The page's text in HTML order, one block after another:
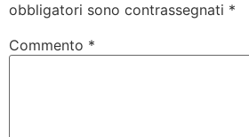
obbligatori sono contrassegnati *
Commento *